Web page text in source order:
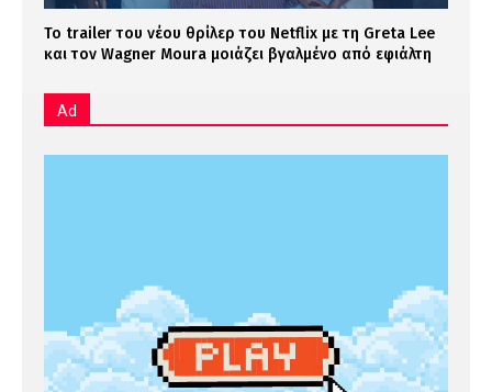
Το trailer του νέου θρίλερ του Netflix με τη Greta Lee
και τον Wagner Moura μοιάζει βγαλμένο από εφιάλτη
Ad